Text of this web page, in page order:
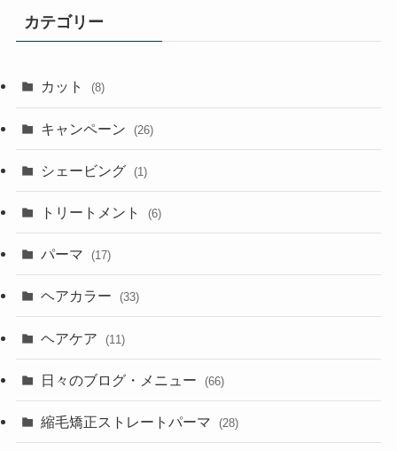
カテゴリー
カット (8)
キャンペーン (26)
シェービング (1)
トリートメント (6)
パーマ (17)
ヘアカラー (33)
ヘアケア (11)
日々のブログ・メニュー (66)
縮毛矯正ストレートパーマ (28)